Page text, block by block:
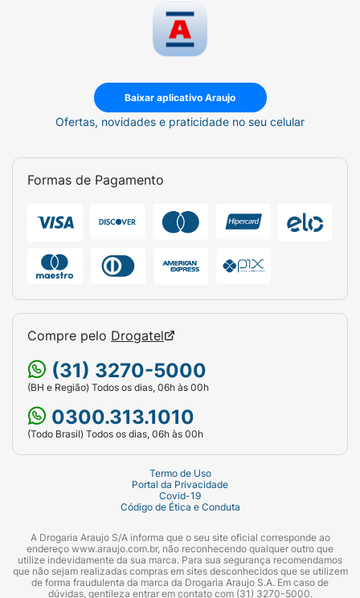
Baixar aplicativo Araujo
Ofertas, novidades e praticidade no seu celular
Formas de Pagamento
Compre pelo Drogatel
(31) 3270-5000
(BH e Região) Todos os dias, 06h às 00h
0300.313.1010
(Todo Brasil) Todos os dias, 06h às 00h
Termo de Uso
Portal da Privacidade
Covid-19
Código de Ética e Conduta
A Drogaria Araujo S/A informa que o seu site oficial corresponde ao
endereço www.araujo.com.br, não reconhecendo qualquer outro que
utilize indevidamente da sua marca. Para sua segurança recomendamos
que não sejam realizadas compras em sites desconhecidos que se utilizem
de forma fraudulenta da marca da Drogaria Araujo S.A. Em caso de
dúvidas, gentileza entrar em contato com (31) 3270-5000.